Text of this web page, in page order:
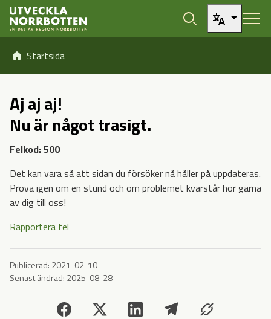
Öppna sidans huvudnavigering
Hoppa till sidans innehåll
Hoppa direkt till artikel
Startsida
Aj aj aj!
Nu är något trasigt.
Felkod: 500
Det kan vara så att sidan du försöker nå håller på uppdateras.
Prova igen om en stund och om problemet kvarstår hör gärna
av dig till oss!
Rapportera fel
Publicerad: 2021-02-10
Senast ändrad: 2025-08-28